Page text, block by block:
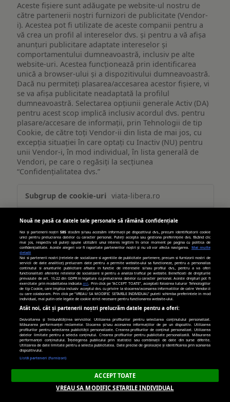
Aceste fișiere sunt adăugate pe website-ul nostru de
către partenerii noștri furnizori de publicitate (Vendor-
i). Acestea pot fi utilizate de aceste companii pentru a
vă crea un profil al intereselor dvs. și pentru a vă afișa
anunțuri publicitare adaptate intereselor și
comportamentului dumneavoastră, inclusiv pe alte
website-uri. Acestea funcționează prin identificarea
unică a browser-ului și a dispozitivului dumneavoastră.
Dacă nu permiteți plasarea/accesarea acestor fișiere, vi
se va afișa publicitate neadaptată la profilul
dumneavoastră. Selectarea opțiunii generale Activ (DA)
pentru acest scop implică inclusiv acordul dvs. pentru
plasare/accesare de informații, prin Tehnologii de tip
Cookie, de către toți Vendor-ii din lista de mai jos, cu
excepția situației în care optați cu Inactiv (NU) pentru
unii Vendor-i, în mod individual, în lista generală de
Vendori, pe care o regăsiți la secțiunea
“Confidențialitatea dvs.”
țintită
viata-libera.ro
__gpi,_cc_id
Primare
389 zile, 269 zile
turn.com
uid
Terț
hit.gemius.pl
Nouă ne pasă ca datele tale personale să rămână confidențiale
Noi și partenerii noștri585 stocăm și/sau accesăm informații pe dispozitivul dvs., precum identificatorii cookie
unici pentru prelucrarea datelor cu caracter personal. Puteți accepta sau gestiona preferințele dvs. făcând clic
mai jos, respectiv vă puteți opune utilizării unui interes legitim în orice moment pe pagina cu politica de
confidențialitate. Aceste alegeri vor fi raportate partenerilor noștri și nu vă vor afecta navigarea.
Mai multe
detalii
Noi si partenerii nostri (retelele de socializare si agentiile de publicitate partenere, precum si furnizorii nostri de
servicii de date analitice) prelucram date pentru a permite website-ului sa functioneze, pentru a personaliza
continutul si anunturile publicitare afisate in functie de interesele si/sau profilul dvs., pentru a va oferi
functionalitati aferente retelelor de socializare si pentru a analiza traficul pe website. Beneficiati de drepturile
prevazute de art. 15-22 din GDPR in legatura cu prelucrarea datelor cu caracter personal. Aceste drepturi pot fi
exercitate prin modalitatea indicataaici . Prin click pe “ACCEPT TOATE”, acceptati folosirea tuturor Tehnologiilor
de tip Cookie, care implica inclusiv acceptul dvs. cu privire la stocarea/accesarea informatiilor de catre Vendor-ii
cu care colaboram. Prin click pe “VREAU SA MODIFIC SETARILE INDIVIDUAL” puteti schimba preferintele in mod
individual, mai putin cele legate de cookie strict necesare pentru functionarea website-ului.
Atât noi, cât și partenerii noștri prelucrăm datele pentru a oferi:
Dezvoltarea și îmbunătățirea serviciilor. Utilizarea profilurilor pentru selectarea conținutului personalizat.
Măsurarea performanței reclamelor. Stocarea și/sau accesarea informațiilor de pe un dispozitiv. Utilizarea
profilurilor pentru selectarea publicității personalizate. Crearea profilurilor de conținut personalizat. Utilizarea
datelor limitate pentru a selecta conținutul. Crearea profilurilor pentru publicitate personalizată. Măsurarea
performanței conținutului. Înțelegerea publicului prin statistici sau combinații de date din surse diferite.
Utilizarea de date limitate pentru a selecta publicitatea. Date precise de geolocație și identificarea prin scanarea
dispozitivului.
Listă parteneri (furnizori)
ACCEPT TOATE
VREAU SA MODIFIC SETARILE INDIVIDUAL